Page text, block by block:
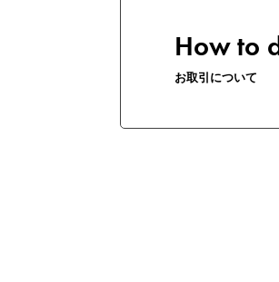
How to
お取引について